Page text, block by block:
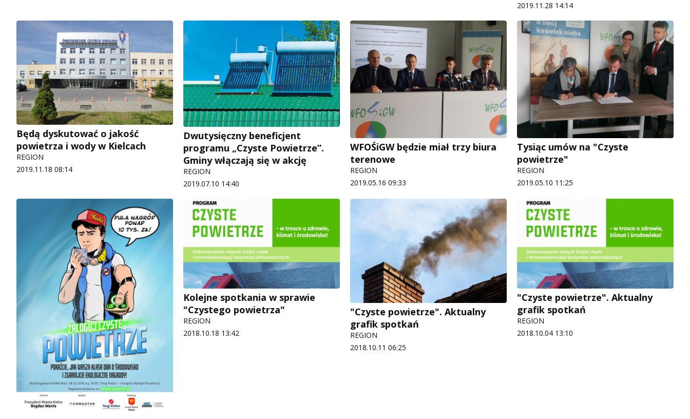
2019.11.28 14:14
Będą dyskutować o jakość
powietrza i wody w Kielcach
REGION
2019.11.18 08:14
Dwutysięczny beneficjent
programu „Czyste Powietrze”.
Gminy włączają się w akcję
REGION
2019.07.10 14:40
WFOŚiGW będzie miał trzy biura
terenowe
REGION
2019.05.16 09:33
Tysiąc umów na "Czyste
powietrze"
REGION
2019.05.10 11:25
Kolejne spotkania w sprawie
"Czystego powietrza"
REGION
2018.10.18 13:42
"Czyste powietrze". Aktualny
grafik spotkań
REGION
2018.10.11 06:25
"Czyste powietrze". Aktualny
grafik spotkań
REGION
2018.10.04 13:10